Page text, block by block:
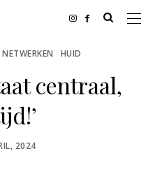
HUID
centraal,
2024